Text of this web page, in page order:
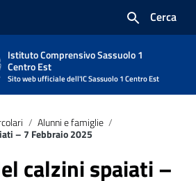
Cerca
Istituto Comprensivo Sassuolo 1
Centro Est
Sito web ufficiale dell'IC Sassuolo 1 Centro Est
/ Alunni e famiglie /
– 7 Febbraio 2025
calzini spaiati –